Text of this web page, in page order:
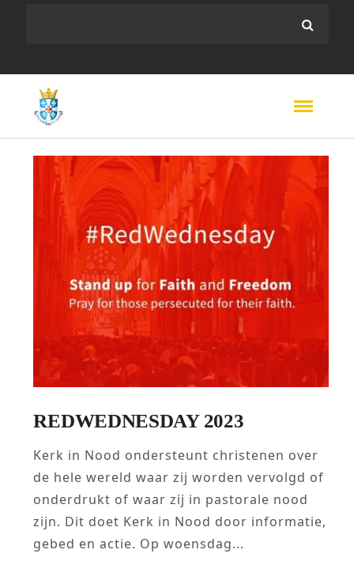
REDWEDNESDAY 2023
Kerk in Nood ondersteunt christenen over
de hele wereld waar zij worden vervolgd of
onderdrukt of waar zij in pastorale nood
zijn. Dit doet Kerk in Nood door informatie,
gebed en actie. Op woensdag...